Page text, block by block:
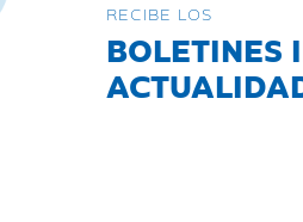
RECIBE LOS
BOLETINES